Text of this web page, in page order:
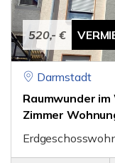
520,- €
Darmstadt
Raumwunder
Zimmer